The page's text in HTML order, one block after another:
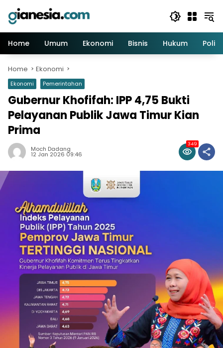
content
Home
Umum Ekonomi Bisnis Hukum Politik
Home Ekonomi
Ekonomi Pemerintahan
Gubernur Khofifah: IPP 4,75 Bukti
Pelayanan Publik Jawa Timur Kian
Prima
Moch Dadang
12 Jan 2026 09:46
349